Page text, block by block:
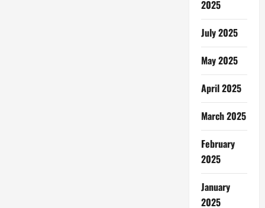
2025
July 2025
May 2025
April 2025
March 2025
February
2025
January
2025